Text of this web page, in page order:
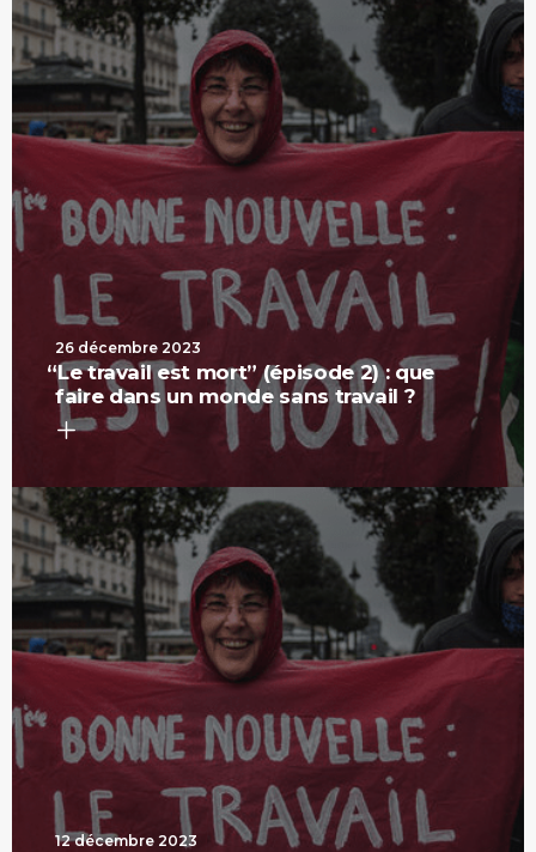
26 décembre 2023
“Le travail est mort” (épisode 2) : que
faire dans un monde sans travail ?
12 décembre 2023